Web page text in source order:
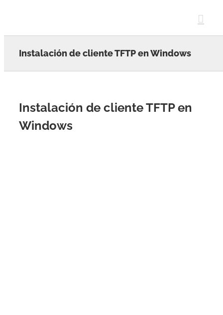
Instalación de cliente TFTP en Windows
Instalación de cliente TFTP en
Windows